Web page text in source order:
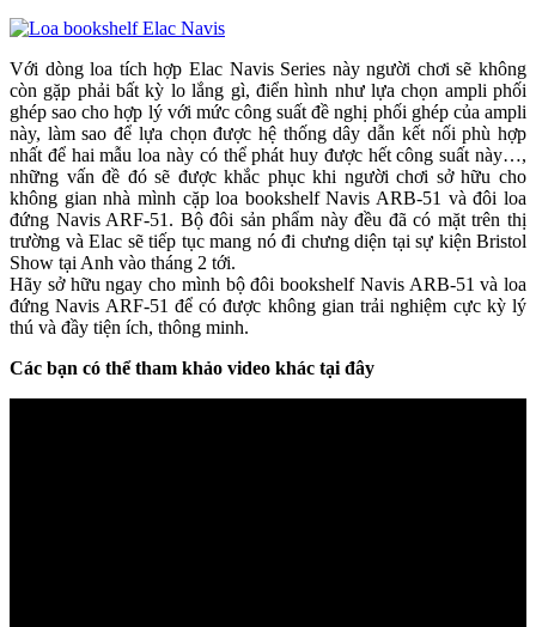
Với dòng loa tích hợp Elac Navis Series này người chơi sẽ không
còn gặp phải bất kỳ lo lắng gì, điển hình như lựa chọn ampli phối
ghép sao cho hợp lý với mức công suất đề nghị phối ghép của ampli
này, làm sao để lựa chọn được hệ thống dây dẫn kết nối phù hợp
nhất để hai mẫu loa này có thể phát huy được hết công suất này…,
những vấn đề đó sẽ được khắc phục khi người chơi sở hữu cho
không gian nhà mình cặp loa bookshelf Navis ARB-51 và đôi loa
đứng Navis ARF-51. Bộ đôi sản phẩm này đều đã có mặt trên thị
trường và Elac sẽ tiếp tục mang nó đi chưng diện tại sự kiện Bristol
Show tại Anh vào tháng 2 tới.
Hãy sở hữu ngay cho mình bộ đôi bookshelf Navis ARB-51 và loa
đứng Navis ARF-51 để có được không gian trải nghiệm cực kỳ lý
thú và đầy tiện ích, thông minh.
Các bạn có thể tham khảo video khác tại đây